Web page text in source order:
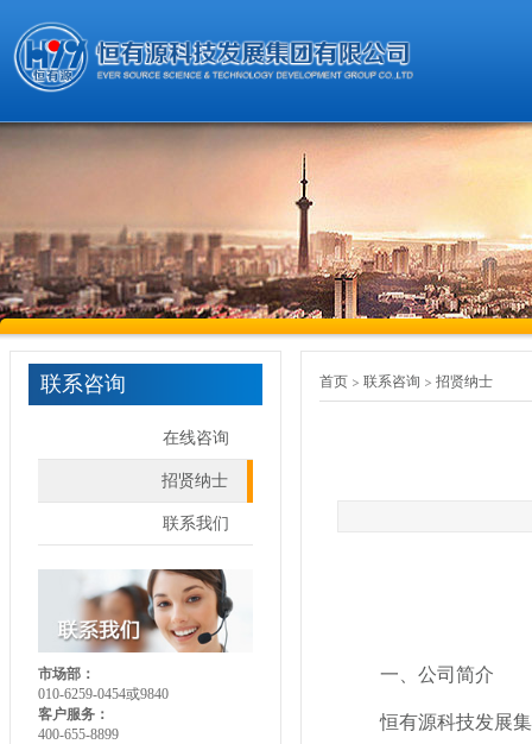
联系咨询
在线咨询
招贤纳士
联系我们
市场部：
010-6259-0454或9840
客户服务：
400-655-8899
首页 联系咨询 招贤纳士
一、公司简介
恒有源科技发展